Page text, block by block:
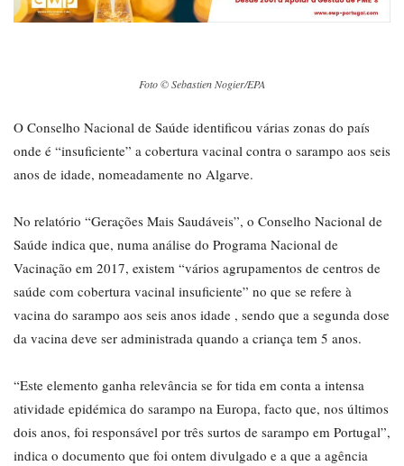
Foto © Sebastien Nogier/EPA
O Conselho Nacional de Saúde identificou várias zonas do país
onde é “insuficiente” a cobertura vacinal contra o sarampo aos seis
anos de idade, nomeadamente no Algarve.
No relatório “Gerações Mais Saudáveis”, o Conselho Nacional de
Saúde indica que, numa análise do Programa Nacional de
Vacinação em 2017, existem “vários agrupamentos de centros de
saúde com cobertura vacinal insuficiente” no que se refere à
vacina do sarampo aos seis anos idade , sendo que a segunda dose
da vacina deve ser administrada quando a criança tem 5 anos.
“Este elemento ganha relevância se for tida em conta a intensa
atividade epidémica do sarampo na Europa, facto que, nos últimos
dois anos, foi responsável por três surtos de sarampo em Portugal”,
indica o documento que foi ontem divulgado e a que a agência